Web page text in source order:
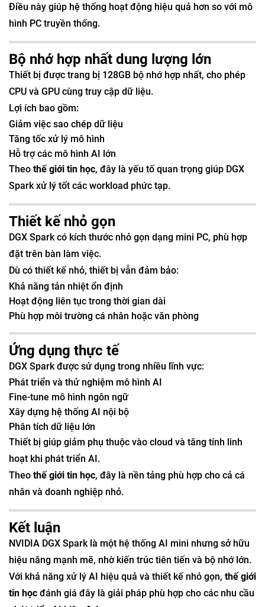
Điều này giúp hệ thống hoạt động hiệu quả hơn so với mô
hình PC truyền thống.
Bộ nhớ hợp nhất dung lượng lớn
Thiết bị được trang bị 128GB bộ nhớ hợp nhất, cho phép
CPU và GPU cùng truy cập dữ liệu.
Lợi ích bao gồm:
Giảm việc sao chép dữ liệu
Tăng tốc xử lý mô hình
Hỗ trợ các mô hình AI lớn
Theo thế giới tin học, đây là yếu tố quan trọng giúp DGX
Spark xử lý tốt các workload phức tạp.
Thiết kế nhỏ gọn
DGX Spark có kích thước nhỏ gọn dạng mini PC, phù hợp
đặt trên bàn làm việc.
Dù có thiết kế nhỏ, thiết bị vẫn đảm bảo:
Khả năng tản nhiệt ổn định
Hoạt động liên tục trong thời gian dài
Phù hợp môi trường cá nhân hoặc văn phòng
Ứng dụng thực tế
DGX Spark được sử dụng trong nhiều lĩnh vực:
Phát triển và thử nghiệm mô hình AI
Fine-tune mô hình ngôn ngữ
Xây dựng hệ thống AI nội bộ
Phân tích dữ liệu lớn
Thiết bị giúp giảm phụ thuộc vào cloud và tăng tính linh
hoạt khi phát triển AI.
Theo thế giới tin học, đây là nền tảng phù hợp cho cả cá
nhân và doanh nghiệp nhỏ.
Kết luận
NVIDIA DGX Spark là một hệ thống AI mini nhưng sở hữu
hiệu năng mạnh mẽ, nhờ kiến trúc tiên tiến và bộ nhớ lớn.
Với khả năng xử lý AI hiệu quả và thiết kế nhỏ gọn, thế giới
tin học đánh giá đây là giải pháp phù hợp cho các nhu cầu